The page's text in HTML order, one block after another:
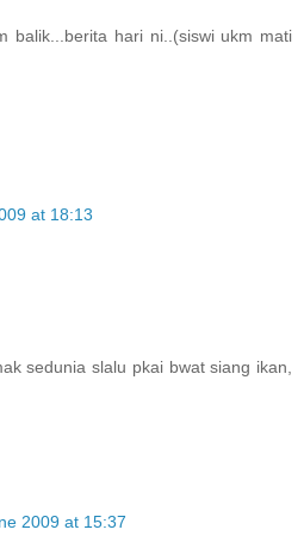
balik...berita hari ni..(siswi ukm mati
at 18:13
sedunia slalu pkai bwat siang ikan,
2009 at 15:37